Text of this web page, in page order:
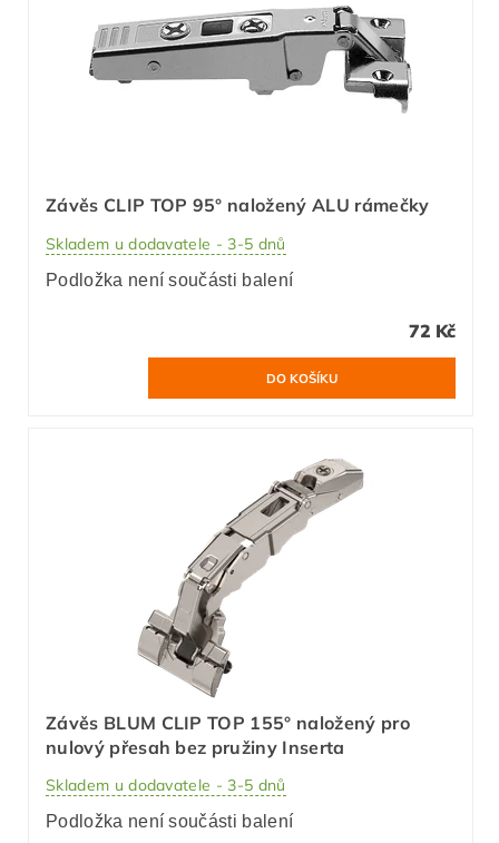
Závěs CLIP TOP 95° naložený ALU rámečky
Skladem u dodavatele - 3-5 dnů
Podložka není součásti balení
72 Kč
Závěs BLUM CLIP TOP 155° naložený pro
nulový přesah bez pružiny Inserta
Skladem u dodavatele - 3-5 dnů
Podložka není součásti balení